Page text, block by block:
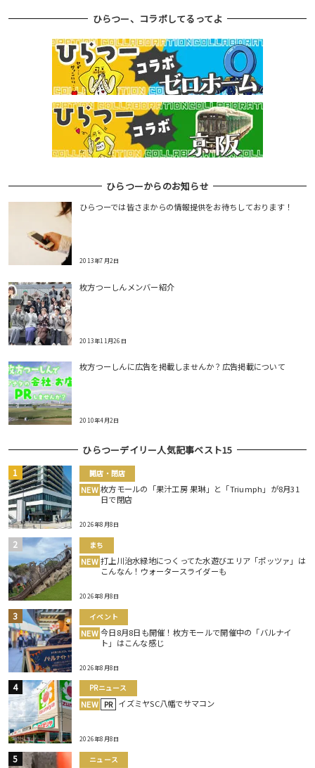
ビ
ひらつー、コラボしてるってよ
ひらつーからのお知らせ
ひらつーでは皆さまからの情報提供をお待ちしております！
2013年7月2日
枚方つーしんメンバー紹介
2013年11月26日
枚方つーしんに広告を掲載しませんか？広告掲載について
2010年4月2日
ひらつーデイリー人気記事ベスト15
開店・閉店
NEW 枚方モールの「果汁工房 果琳」と「Triumph」が8月31
日で閉店
2026年8月8日
まち
NEW 打上川治水緑地につくってた水遊びエリア「ポッツァ」は
こんなん！ウォータースライダーも
2026年8月8日
イベント
NEW 今日8月8日も開催！枚方モールで開催中の「バルナイ
ト」はこんな感じ
2026年8月8日
PRニュース
NEW PR イズミヤSC八幡でサマコン
2026年8月8日
ニュース